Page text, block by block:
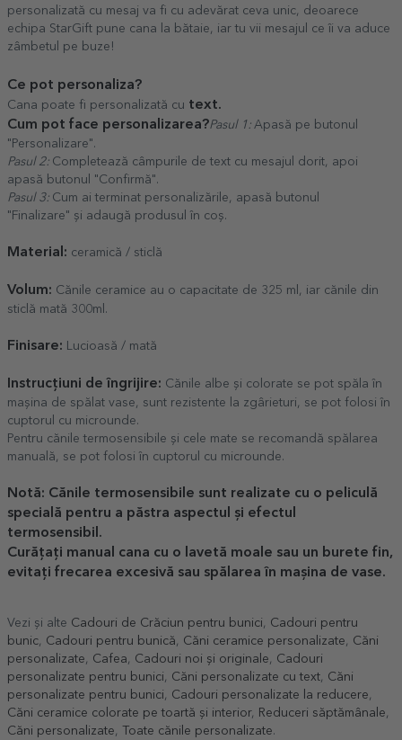
personalizată cu mesaj va fi cu adevărat ceva unic, deoarece
echipa StarGift pune cana la bătaie, iar tu vii mesajul ce îi va aduce
zâmbetul pe buze!
Ce pot personaliza?
Cana poate fi personalizată cu text.
Cum pot face personalizarea?Pasul 1: Apasă pe butonul
"Personalizare".
Pasul 2: Completează câmpurile de text cu mesajul dorit, apoi
apasă butonul "Confirmă".
Pasul 3: Cum ai terminat personalizările, apasă butonul
"Finalizare" și adaugă produsul în coș.
Material: ceramică / sticlă
Volum: Cănile ceramice au o capacitate de 325 ml, iar cănile din
sticlă mată 300ml.
Finisare: Lucioasă / mată
Instrucțiuni de îngrijire: Cănile albe și colorate se pot spăla în
mașina de spălat vase, sunt rezistente la zgârieturi, se pot folosi în
cuptorul cu microunde.
Pentru cănile termosensibile și cele mate se recomandă spălarea
manuală, se pot folosi în cuptorul cu microunde.
Notă: Cănile termosensibile sunt realizate cu o peliculă
specială pentru a păstra aspectul și efectul
termosensibil.
Curățați manual cana cu o lavetă moale sau un burete fin,
evitați frecarea excesivă sau spălarea în mașina de vase.
Vezi și alte Cadouri de Crăciun pentru bunici
Cadouri pentru
bunic
Cadouri pentru bunică Căni ceramice personalizate
Căni
personalizate
Cafea Cadouri noi și originale
Cadouri
personalizate pentru bunici
Căni personalizate cu text
Căni
personalizate pentru bunici
Cadouri personalizate la reducere
Căni ceramice colorate pe toartă și interior, Reduceri săptămânale
Căni personalizate
Toate cănile personalizate.